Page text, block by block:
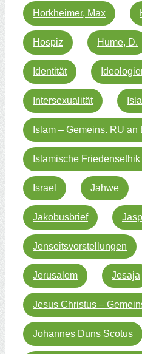
Horkheimer, Max
Hospiz Hume, D.
Identität
Intersexualität
Islam – Gemeins. RU an
Islamische
Israel Jahwe
Jakobusbrief
Jenseitsvorstellungen
Jerusalem Jesaja
Jesus Christus –
Johannes Duns Scotus